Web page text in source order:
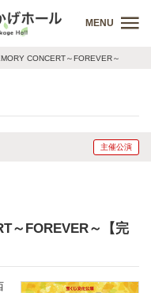
MENU
CONCERT～FOREVER～
主催公演
～FOREVER～【完